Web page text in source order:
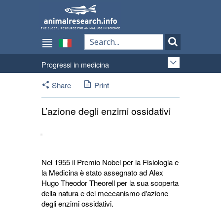
Progressi in medicina
Share
Print
L’azione degli enzimi ossidativi
Nel 1955 il Premio Nobel per la Fisiologia e
la Medicina è stato assegnato ad Alex
Hugo Theodor Theorell per la sua scoperta
della natura e del meccanismo d'azione
degli enzimi ossidativi.